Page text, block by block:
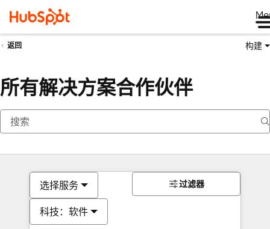
返回 构建
所有解决方案合作伙伴
选择服务
科技：软件
过滤器